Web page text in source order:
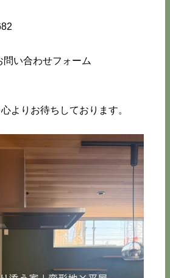
問い合わせフォーム
よりお待ちしております。